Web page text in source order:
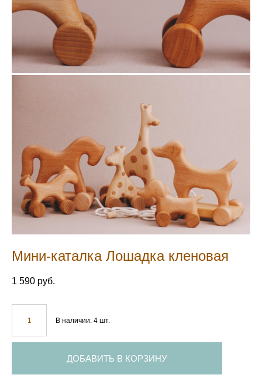
Мини-каталка Лошадка кленовая
1 590 pуб.
В наличии: 4 шт.
ДОБАВИТЬ В КОРЗИНУ